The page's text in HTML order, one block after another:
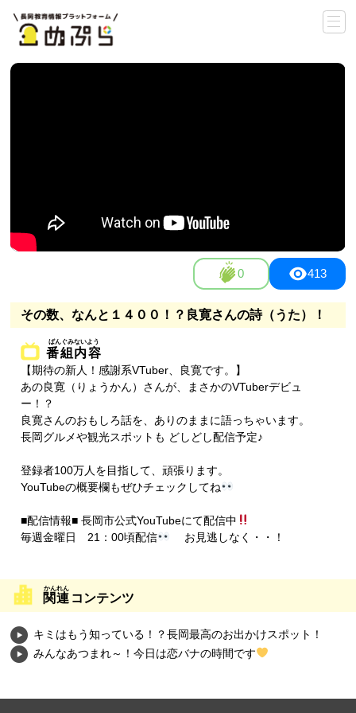
0 413
その数、なんと１４００！？良寛さんの詩（うた）！
番組内容
【期待の新人！感謝系VTuber、良寛です。】
あの良寛（りょうかん）さんが、まさかのVTuberデビュ
ー！？
良寛さんのおもしろ話を、ありのままに語っちゃいます。
長岡グルメや観光スポットも どしどし配信予定♪
登録者100万人を目指して、頑張ります。
YouTubeの概要欄もぜひチェックしてね
■配信情報■ 長岡市公式YouTubeにて配信中
毎週金曜日 21：00頃配信
お見逃しなく・・！
関連 コンテンツ
キミはもう知っている！？長岡最高のお出かけスポット！
みんなあつまれ～！今日は恋バナの時間です